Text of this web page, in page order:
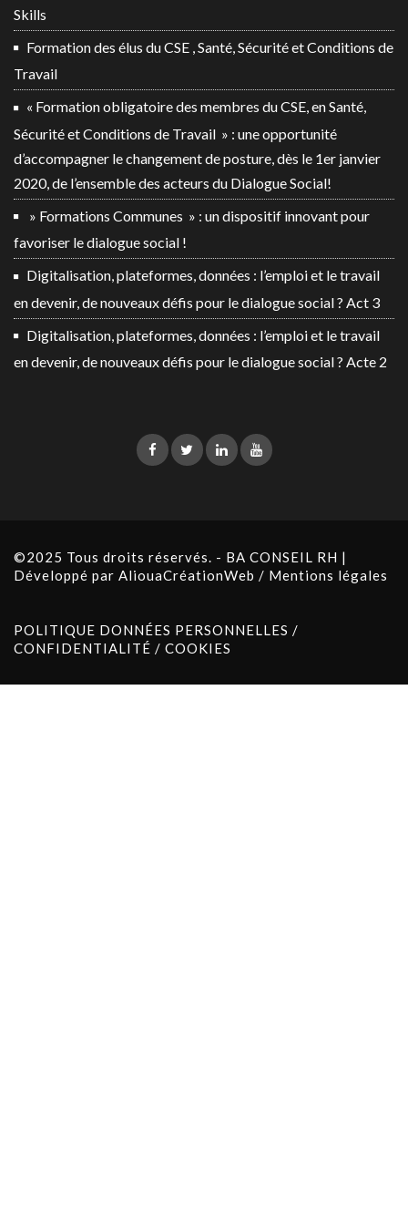
Skills
Formation des élus du CSE , Santé, Sécurité et Conditions de
Travail
« Formation obligatoire des membres du CSE, en Santé,
Sécurité et Conditions de Travail » : une opportunité
d’accompagner le changement de posture, dès le 1er janvier
2020, de l’ensemble des acteurs du Dialogue Social!
» Formations Communes » : un dispositif innovant pour
favoriser le dialogue social !
Digitalisation, plateformes, données : l’emploi et le travail
en devenir, de nouveaux défis pour le dialogue social ? Act 3
Digitalisation, plateformes, données : l’emploi et le travail
en devenir, de nouveaux défis pour le dialogue social ? Acte 2
©2025 Tous droits réservés. - BA CONSEIL RH |
Développé par AliouaCréationWeb / Mentions légales
POLITIQUE DONNÉES PERSONNELLES /
CONFIDENTIALITÉ / COOKIES